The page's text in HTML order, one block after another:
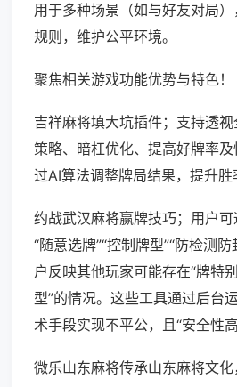
用于多种场景（如与好友对局
规则，维护公平环境。
聚焦相关游戏功能优势与特色！
吉祥麻将填大坑插件；支持透
策略、暗杠优化、提高好牌率
过AI算法调整牌局结果，提升胜
约战武汉麻将赢牌技巧；用户
“随意选牌”“控制牌型”“防检测
户反映其他玩家可能存在“牌特
型”的情况。这些工具通过后台
术手段实现不平公，且“安全性高
微乐山东麻将传承山东麻将文